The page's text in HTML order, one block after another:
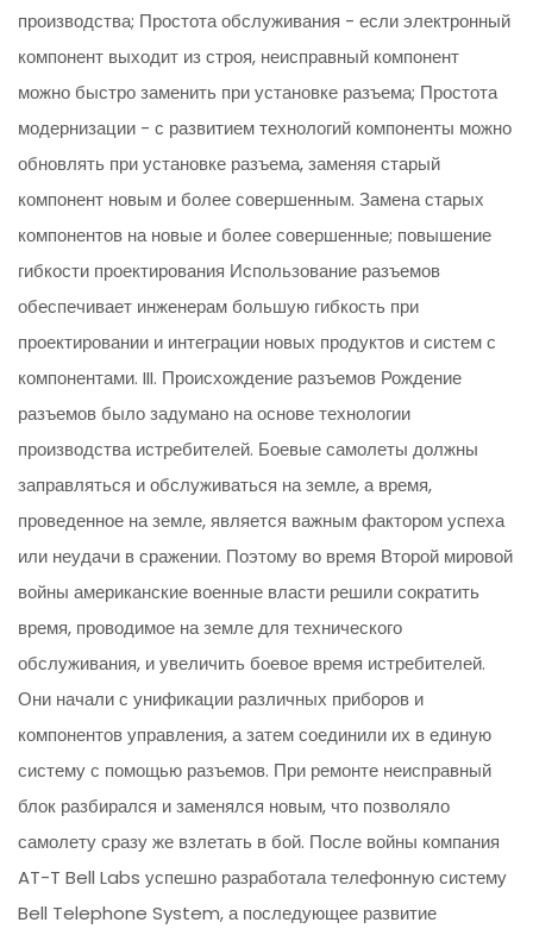
производства; Простота обслуживания - если электронный
компонент выходит из строя, неисправный компонент
можно быстро заменить при установке разъема; Простота
модернизации - с развитием технологий компоненты можно
обновлять при установке разъема, заменяя старый
компонент новым и более совершенным. Замена старых
компонентов на новые и более совершенные; повышение
гибкости проектирования Использование разъемов
обеспечивает инженерам большую гибкость при
проектировании и интеграции новых продуктов и систем с
компонентами. III. Происхождение разъемов Рождение
разъемов было задумано на основе технологии
производства истребителей. Боевые самолеты должны
заправляться и обслуживаться на земле, а время,
проведенное на земле, является важным фактором успеха
или неудачи в сражении. Поэтому во время Второй мировой
войны американские военные власти решили сократить
время, проводимое на земле для технического
обслуживания, и увеличить боевое время истребителей.
Они начали с унификации различных приборов и
компонентов управления, а затем соединили их в единую
систему с помощью разъемов. При ремонте неисправный
блок разбирался и заменялся новым, что позволяло
самолету сразу же взлетать в бой. После войны компания
AT-T Bell Labs успешно разработала телефонную систему
Bell Telephone System, а последующее развитие